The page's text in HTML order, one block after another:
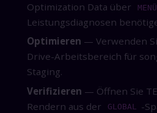
Optimization Data über
MENÜ
Leistungsdiagnosen
Optimieren — Verwenden
Drive-Arbeitsbereich für
Staging.
Verifizieren — Öffnen Sie
Rendern aus der
GLOBAL -